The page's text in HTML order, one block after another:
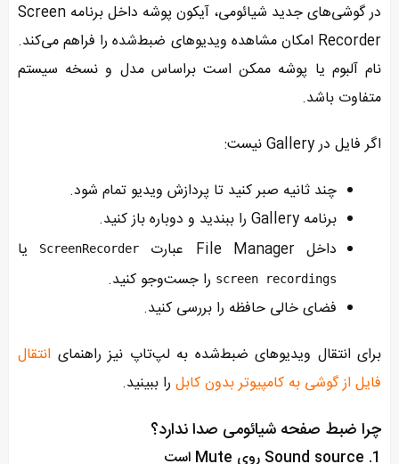
در گوشی‌های جدید شیائومی، آیکون پوشه داخل برنامه Screen
Recorder امکان مشاهده ویدیوهای ضبط‌شده را فراهم می‌کند.
نام آلبوم یا پوشه ممکن است براساس مدل و نسخه سیستم
متفاوت باشد.
اگر فایل در Gallery نیست:
چند ثانیه صبر کنید تا پردازش ویدیو تمام شود.
برنامه Gallery را ببندید و دوباره باز کنید.
داخل File Manager عبارت
ScreenRecorder یا
screen recordings را جست‌وجو کنید.
فضای خالی حافظه را بررسی کنید.
برای انتقال ویدیوهای ضبط‌شده به لپ‌تاپ نیز راهنمای انتقال
فایل از گوشی به کامپیوتر بدون کابل را ببینید.
چرا ضبط صفحه شیائومی صدا ندارد؟
1. Sound source روی Mute است